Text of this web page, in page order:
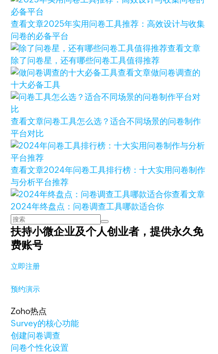
查看文章2025年实用问卷工具推荐：高效设计与收集
问卷的必备平台
查看文章
除了问卷星，还有哪些问卷工具值得推荐
查看文章做问卷调查的
十大必备工具
查看文章问卷工具怎么选？适合不同场景的问卷制作
平台对比
查看文章2024年问卷工具排行榜：十大实用问卷制作
与分析平台推荐
查看文章
2024年终盘点：问卷调查工具哪款适合你
扶持小微企业及个人创业者，提供永久免
费账号
立即注册
预约演示
Zoho热点
Survey的核心功能
创建问卷调查
问卷个性化设置